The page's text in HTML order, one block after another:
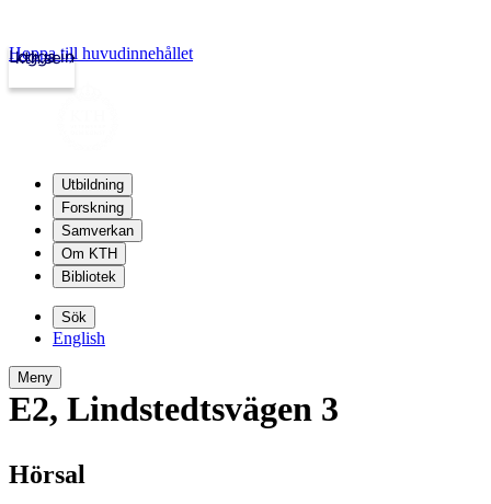
kth.se
Logga in
Hoppa till huvudinnehållet
Utbildning
Forskning
Samverkan
Om KTH
Bibliotek
Sök
English
Meny
E2, Lindstedtsvägen 3
Hörsal